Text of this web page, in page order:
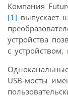
Компания
[1] выпускает
устройства
с
USB-мосты